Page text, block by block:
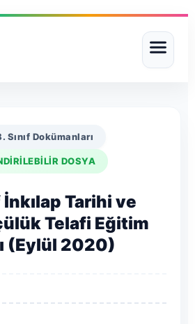
Sınıf Dokümanları
DOSYA
İnkılap Tarihi ve
Telafi Eğitim
(Eylül 2020)